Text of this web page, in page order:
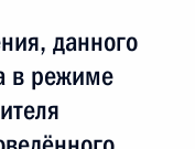
данного
в режиме